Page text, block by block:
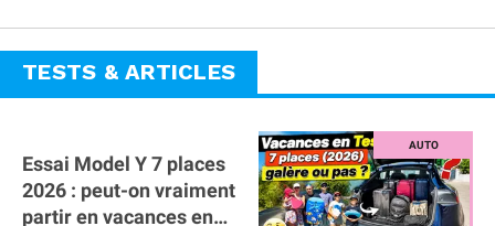
TESTS & ARTICLES
Essai Model Y 7 places
2026 : peut-on vraiment
partir en vacances en